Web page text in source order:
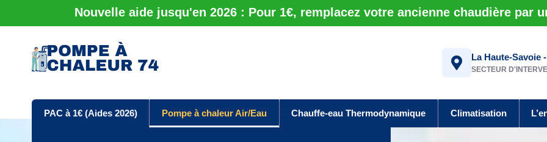
Nouvelle aide jusqu'en 2026 : Pour 1€, remplacez votre ancienne chaudière par
La Haute-Savoie
SECTEUR
PAC à 1€ (Aides 2026) Pompe à chaleur Air/Eau Chauffe-eau Thermodynamique Climatisation